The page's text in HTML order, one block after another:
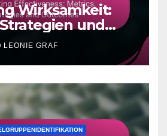
Wirksamkeit:
und
LEONIE GRAF